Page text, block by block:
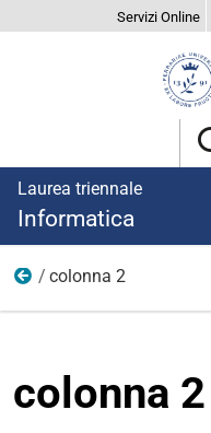
Servizi Online
Laurea triennale
Informatica
dopo laurea
colonna 2
colonna 2